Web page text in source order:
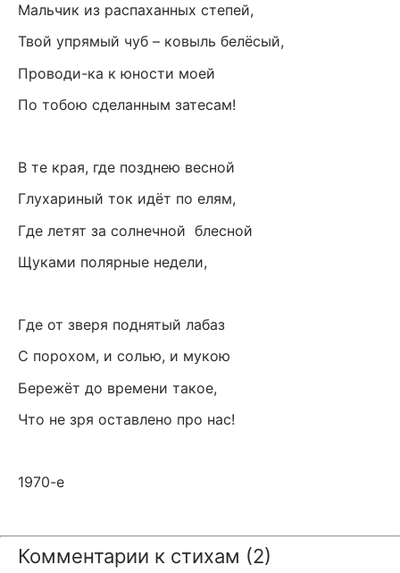
Мальчик из распаханных степей,
Твой упрямый чуб – ковыль белёсый,
Проводи-ка к юности моей
По тобою сделанным затесам!
В те края, где позднею весной
Глухариный ток идёт по елям,
Где летят за солнечной блесной
Щуками полярные недели,
Где от зверя поднятый лабаз
С порохом, и солью, и мукою
Бережёт до времени такое,
Что не зря оставлено про нас!
1970-е
Комментарии к стихам (2)